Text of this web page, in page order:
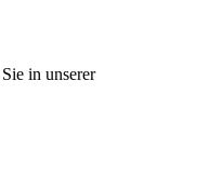
in unserer